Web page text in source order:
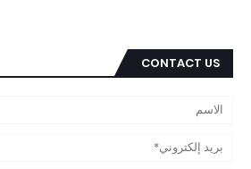
CONTACT US